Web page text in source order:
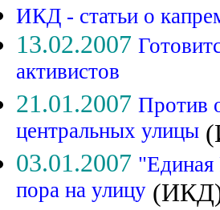
ИКД - статьи о
13.02.2007
активистов
21.01.2007 Против
центральных улицы
03.01.2007 "Единая
пора на улицу